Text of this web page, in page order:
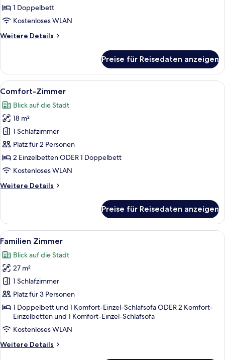
1 Doppelbett
Kostenloses WLAN
Weitere Details
Weitere
Zimmer
Preise für Reisedaten anzeigen
Alle
Fotos
für
Comfort-
Zimmer
anzeigen
Ein Hotelzimmer mit zwei Betten,
13
Comfort-Zimmer
Blick auf die Stadt
18 m²
1 Schlafzimmer
Platz für 2 Personen
2 Einzelbetten ODER 1 Doppelbett
Kostenloses WLAN
Weitere Details
Weitere
Zimmer
Preise für Reisedaten anzeigen
Alle
Fotos
für
Familien
Zimmer
anzeigen
Ein Hotelzimmer mit einem Bett,
12
Familien Zimmer
Blick auf die Stadt
27 m²
1 Schlafzimmer
Platz für 3 Personen
1 Doppelbett und 1 Komfort-Einzel-Schlafsofa ODER 2 Komfort-
Einzelbetten und 1 Komfort-Einzel-Schlafsofa
Kostenloses WLAN
Weitere Details
Weitere